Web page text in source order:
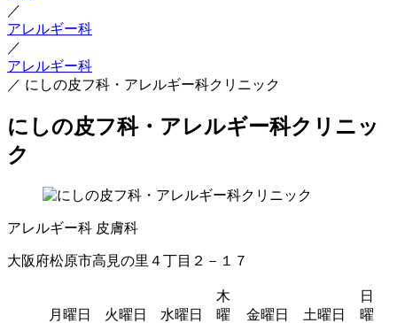
／
アレルギー科
／
アレルギー科
／ にしの皮フ科・アレルギー科クリニック
にしの皮フ科・アレルギー科クリニッ
ク
アレルギー科 皮膚科
大阪府松原市高見の里４丁目２－１７
月曜日 火曜日 水曜日
木
曜
金曜日 土曜日
日
曜